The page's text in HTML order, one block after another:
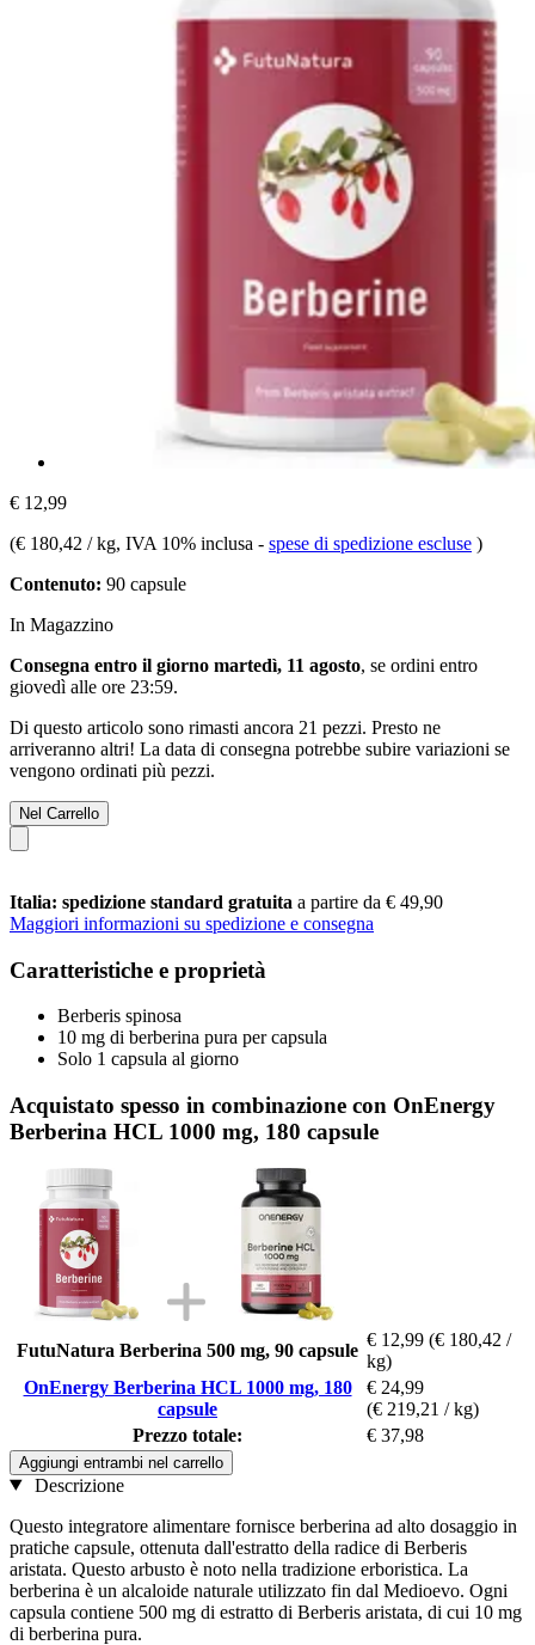
€ 12,99
(€ 180,42 / kg, IVA 10% inclusa - spese di spedizione escluse )
Contenuto: 90 capsule
In Magazzino
Consegna entro il giorno martedì, 11 agosto, se ordini entro
giovedì alle ore 23:59.
Di questo articolo sono rimasti ancora 21 pezzi. Presto ne
arriveranno altri! La data di consegna potrebbe subire variazioni se
vengono ordinati più pezzi.
Nel Carrello
Italia: spedizione standard gratuita a partire da € 49,90
Maggiori informazioni su spedizione e consegna
Caratteristiche e proprietà
Berberis spinosa
10 mg di berberina pura per capsula
Solo 1 capsula al giorno
Acquistato spesso in combinazione con OnEnergy
Berberina HCL 1000 mg, 180 capsule
FutuNatura Berberina 500 mg, 90 capsule
€ 12,99 (€ 180,42 /
kg)
OnEnergy Berberina HCL 1000 mg, 180
capsule
€ 24,99
(€ 219,21 / kg)
Prezzo totale:
€ 37,98
Aggiungi entrambi nel carrello
Descrizione
Questo integratore alimentare fornisce berberina ad alto dosaggio in
pratiche capsule, ottenuta dall'estratto della radice di Berberis
aristata. Questo arbusto è noto nella tradizione erboristica. La
berberina è un alcaloide naturale utilizzato fin dal Medioevo. Ogni
capsula contiene 500 mg di estratto di Berberis aristata, di cui 10 mg
di berberina pura.